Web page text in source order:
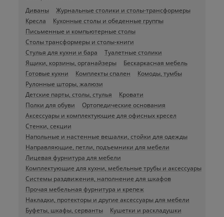
Диваны
Журнальные столики и столы-трансформеры
Кресла
Кухонные столы и обеденные группы
Письменные и компьютерные столы
Столы трансформеры и столы-книги
Стулья для кухни и бара
Туалетные столики
Ящики, корзины, органайзеры
Бескаркасная мебель
Готовые кухни
Комплекты спален
Комоды, тумбы
Рулонные шторы, жалюзи
Детские парты, столы, стулья
Кровати
Полки для обуви
Ортопедические основания
Аксессуары и комплектующие для офисных кресел
Стенки, секции
Напольные и настенные вешалки, стойки для одежды
Направляющие, петли, подъемники для мебели
Лицевая фурнитура для мебели
Комплектующие для кухни, мебельные трубы и аксессуары
Системы раздвижения, наполнение для шкафов
Прочая мебельная фурнитура и крепеж
Накладки, протекторы и другие аксессуары для мебели
Буфеты, шкафы, серванты
Кушетки и раскладушки